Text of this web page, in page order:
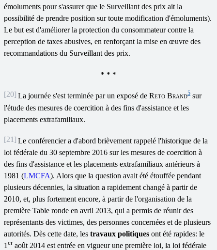
émoluments pour s'assurer que le Surveillant des prix ait la
possibilité de prendre position sur toute modification d'émoluments).
Le but est d'améliorer la protection du consommateur contre la
perception de taxes abusives, en renforçant la mise en œuvre des
recommandations du Surveillant des prix.
* * *
[20] La journée s'est terminée par un exposé de Reto Brand5 sur
l'étude des mesures de coercition à des fins d'assistance et les
placements extrafamiliaux.
[21] Le conférencier a d'abord brièvement rappelé l'historique de la
loi fédérale du 30 septembre 2016 sur les mesures de coercition à
des fins d'assistance et les placements extrafamiliaux antérieurs à
1981 (LMCFA). Alors que la question avait été étouffée pendant
plusieurs décennies, la situation a rapidement changé à partir de
2010, et, plus fortement encore, à partir de l'organisation de la
première Table ronde en avril 2013, qui a permis de réunir des
représentants des victimes, des personnes concernées et de plusieurs
autorités. Dès cette date, les travaux politiques ont été rapides: le
1 eraoût 2014 est entrée en vigueur une première loi, la loi fédérale